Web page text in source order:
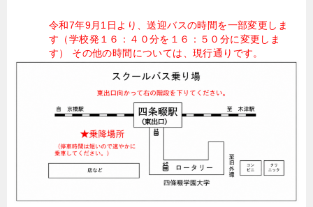
令和7年9月1日より、送迎バスの時間を一部変更しま
す（学校発１６：４０分を１６：５０分に変更しま
す） その他の時間については、現行通りです。